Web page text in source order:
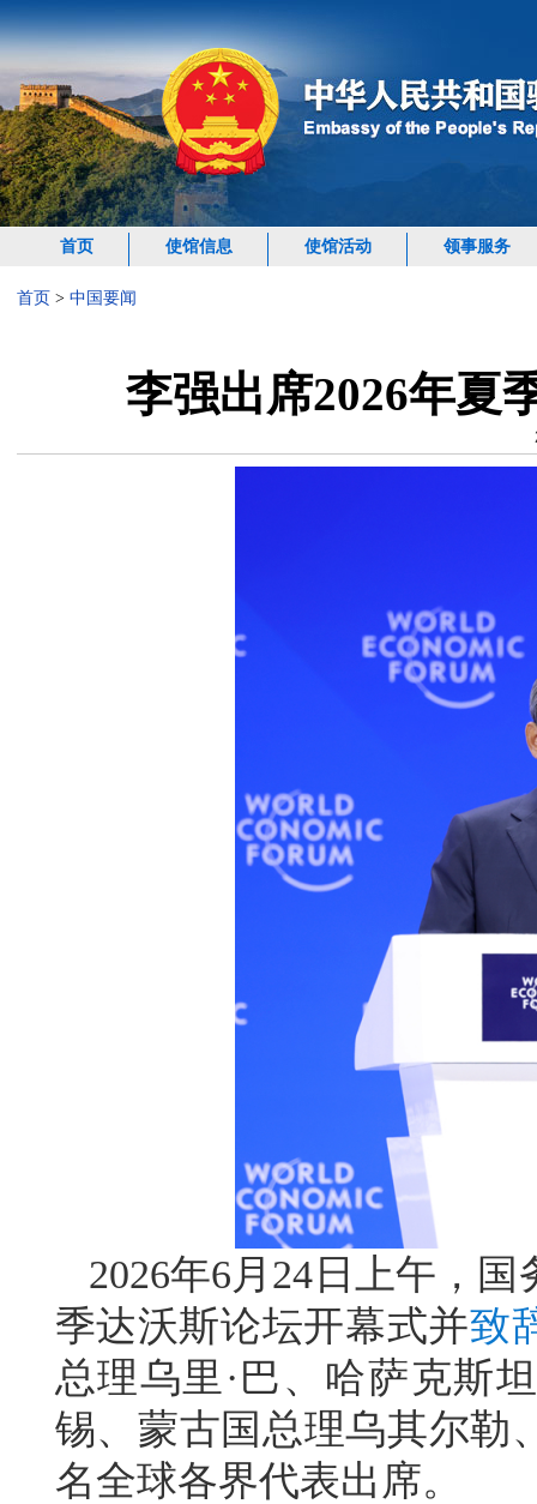
首页 使馆信息 使馆活动 领事服务
首页 > 中国要闻
李强出席2026年夏
2026年6月24日上午，
季达沃斯论坛开幕式并致
总理乌里·巴、哈萨克斯
锡、蒙古国总理乌其尔勒
名全球各界代表出席。